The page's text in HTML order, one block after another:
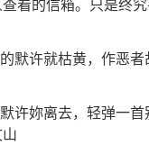
默许就枯黄，作恶
许妳离去，轻弹一